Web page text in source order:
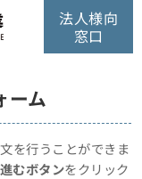
法人様向
窓口
ーム
を行うことができま
むボタンをクリック